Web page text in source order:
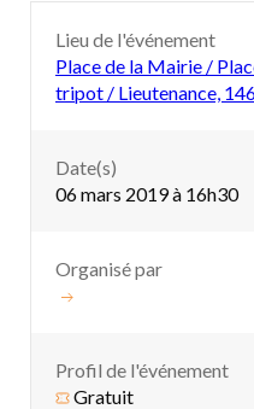
Lieu de l'événement
Place de la Mairie /
tripot / Lieutenance,
Date(s)
06 mars 2019 à 16h30
Organisé par
Profil de l'événement
Gratuit